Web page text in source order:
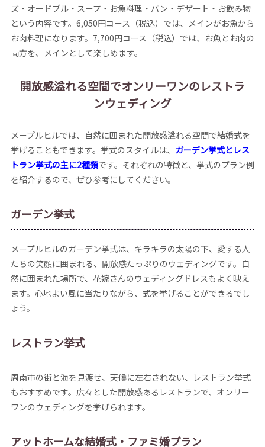
ズ・オードブル・スープ・お魚料理・パン・デザート・お飲み物
という内容です。6,050円コース（税込）では、メインがお魚から
お肉料理になります。7,700円コース（税込）では、お魚とお肉の
両方を、メインとして楽しめます。
開放感溢れる空間でオンリーワンのレストラ
ンウェディング
メープルヒルでは、自然に囲まれた開放感溢れる空間で結婚式を
挙げることもできます。挙式のスタイルは、 ガーデン挙式とレス
トラン挙式の主に2種類です。それぞれの特徴と、挙式のプラン例
を紹介するので、ぜひ参考にしてください。
︎ガーデン挙式
メープルヒルのガーデン挙式は、キラキラの太陽の下、愛する人
たちの笑顔に囲まれる、開放感たっぷりのウェディングです。自
然に囲まれた場所で、花嫁さんのウェディングドレスもよく映え
ます。心地よい風に当たりながら、式を挙げることができるでし
ょう。
︎レストラン挙式
周南市の街と海を見渡せ、天候に左右されない、レストラン挙式
もおすすめです。広々とした開放感あるレストランで、オンリー
ワンのウェディングを挙げられます。
︎アットホームな結婚式・ファミ婚プラン